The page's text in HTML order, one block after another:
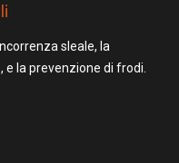
sleale, la
la prevenzione di frodi.